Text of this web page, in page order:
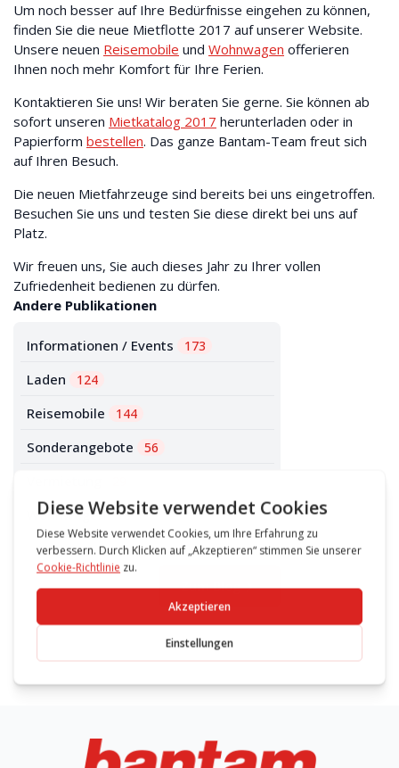
Um noch besser auf Ihre Bedürfnisse eingehen zu können,
finden Sie die neue Mietflotte 2017 auf unserer Website.
Unsere neuen Reisemobile und Wohnwagen offerieren
Ihnen noch mehr Komfort für Ihre Ferien.
Kontaktieren Sie uns! Wir beraten Sie gerne. Sie können ab
sofort unseren Mietkatalog 2017 herunterladen oder in
Papierform bestellen. Das ganze Bantam-Team freut sich
auf Ihren Besuch.
Die neuen Mietfahrzeuge sind bereits bei uns eingetroffen.
Besuchen Sie uns und testen Sie diese direkt bei uns auf
Platz.
Wir freuen uns, Sie auch dieses Jahr zu Ihrer vollen
Zufriedenheit bedienen zu dürfen.
Andere Publikationen
Informationen / Events 173
Laden 124
Reisemobile 144
Sonderangebote 56
Wohnwagen 78
Zum Blog